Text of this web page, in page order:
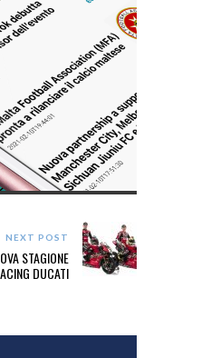
NEXT POST
STAGIONE
DUCATI